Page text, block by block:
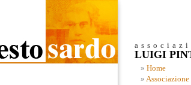
LUIGI
Home
Associazione